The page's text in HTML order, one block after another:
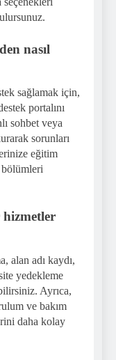
nasıl
sağlamak için,
portalını
sohbet veya
sorunları
eğitim
hizmetler
alan adı kaydı,
yedekleme
Ayrıca,
ve bakım
daha kolay